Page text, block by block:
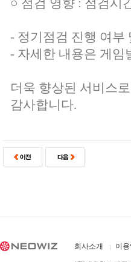
○ 점검 영향 : 점검시
- 정기점검 진행 여부
- 자세한 내용은 게임
더욱 향상된 서비스
감사합니다.
회사소개 이